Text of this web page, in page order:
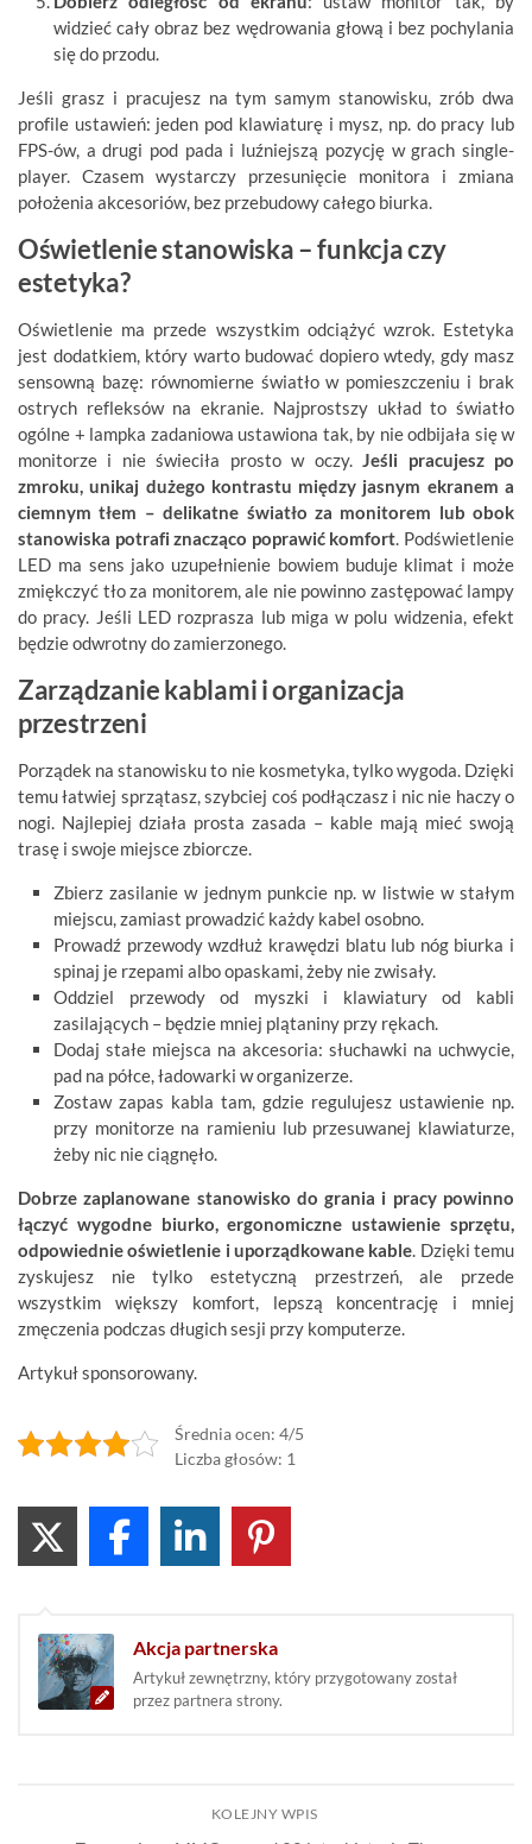
widzieć cały obraz bez wędrowania głową i bez pochylania
się do przodu.
Jeśli grasz i pracujesz na tym samym stanowisku, zrób dwa
profile ustawień: jeden pod klawiaturę i mysz, np. do pracy lub
FPS-ów, a drugi pod pada i luźniejszą pozycję w grach single-
player. Czasem wystarczy przesunięcie monitora i zmiana
położenia akcesoriów, bez przebudowy całego biurka.
Oświetlenie stanowiska – funkcja czy
estetyka?
Oświetlenie ma przede wszystkim odciążyć wzrok. Estetyka
jest dodatkiem, który warto budować dopiero wtedy, gdy masz
sensowną bazę: równomierne światło w pomieszczeniu i brak
ostrych refleksów na ekranie. Najprostszy układ to światło
ogólne + lampka zadaniowa ustawiona tak, by nie odbijała się w
monitorze i nie świeciła prosto w oczy.Jeśli pracujesz po
zmroku, unikaj dużego kontrastu między jasnym ekranem a
ciemnym tłem – delikatne światło za monitorem lub obok
stanowiska potrafi znacząco poprawić komfort. Podświetlenie
LED ma sens jako uzupełnienie bowiem buduje klimat i może
zmiękczyć tło za monitorem, ale nie powinno zastępować lampy
do pracy. Jeśli LED rozprasza lub miga w polu widzenia, efekt
będzie odwrotny do zamierzonego.
Zarządzanie kablami i organizacja
przestrzeni
Porządek na stanowisku to nie kosmetyka, tylko wygoda. Dzięki
temu łatwiej sprzątasz, szybciej coś podłączasz i nic nie haczy o
nogi. Najlepiej działa prosta zasada – kable mają mieć swoją
trasę i swoje miejsce zbiorcze.
Zbierz zasilanie w jednym punkcie np. w listwie w stałym
miejscu, zamiast prowadzić każdy kabel osobno.
Prowadź przewody wzdłuż krawędzi blatu lub nóg biurka i
spinaj je rzepami albo opaskami, żeby nie zwisały.
Oddziel przewody od myszki i klawiatury od kabli
zasilających – będzie mniej plątaniny przy rękach.
Dodaj stałe miejsca na akcesoria: słuchawki na uchwycie,
pad na półce, ładowarki w organizerze.
Zostaw zapas kabla tam, gdzie regulujesz ustawienie np.
przy monitorze na ramieniu lub przesuwanej klawiaturze,
żeby nic nie ciągnęło.
Dobrze zaplanowane stanowisko do grania i pracy powinno
łączyć wygodne biurko, ergonomiczne ustawienie sprzętu,
odpowiednie oświetlenie i uporządkowane kable. Dzięki temu
zyskujesz nie tylko estetyczną przestrzeń, ale przede
wszystkim większy komfort, lepszą koncentrację i mniej
zmęczenia podczas długich sesji przy komputerze.
Artykuł sponsorowany.
Średnia ocen: 4/5
Liczba głosów: 1
Akcja partnerska
Artykuł zewnętrzny, który przygotowany został
przez partnera strony.
KOLEJNY WPIS